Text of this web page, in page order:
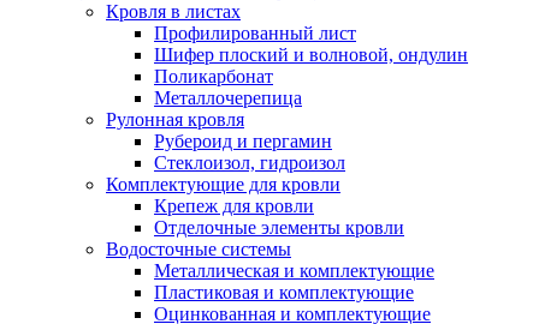
Кровля в листах
Профилированный лист
Шифер плоский и волновой, ондулин
Поликарбонат
Металлочерепица
Рулонная кровля
Рубероид и пергамин
Стеклоизол, гидроизол
Комплектующие для кровли
Крепеж для кровли
Отделочные элементы кровли
Водосточные системы
Металлическая и комплектующие
Пластиковая и комплектующие
Оцинкованная и комплектующие